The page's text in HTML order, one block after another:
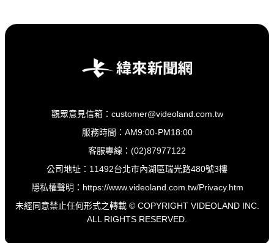
觀眾意見信箱：customer@videoland.com.tw
服務時間：AM9:00-PM18:00
客服專線：(02)87977122
公司地址：11492台北市內湖區瑞光路480號3樓
隱私權聲明： https://www.videoland.com.tw/Privacy.htm
未經同意禁止任何形式之轉載 © COPYRIGHT VIDEOLAND INC.
ALL RIGHTS RESERVED.